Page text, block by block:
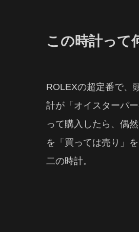
この時計って
ROLEXの超定番で、
計が「オイスターパ
って購入したら、偶
を「買っては売り」
二の時計。